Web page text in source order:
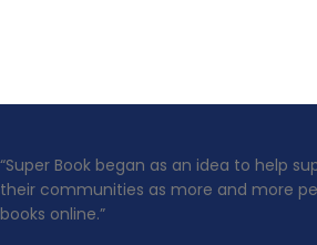
“Super Book began as an idea to help
their communities as more and more
books online.”